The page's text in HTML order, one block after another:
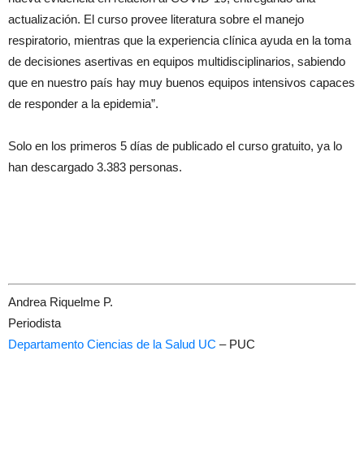
actualización. El curso provee literatura sobre el manejo
respiratorio, mientras que la experiencia clínica ayuda en la toma
de decisiones asertivas en equipos multidisciplinarios, sabiendo
que en nuestro país hay muy buenos equipos intensivos capaces
de responder a la epidemia”.
Solo en los primeros 5 días de publicado el curso gratuito, ya lo
han descargado 3.383 personas.
Andrea Riquelme P.
Periodista
Departamento Ciencias de la Salud UC – PUC